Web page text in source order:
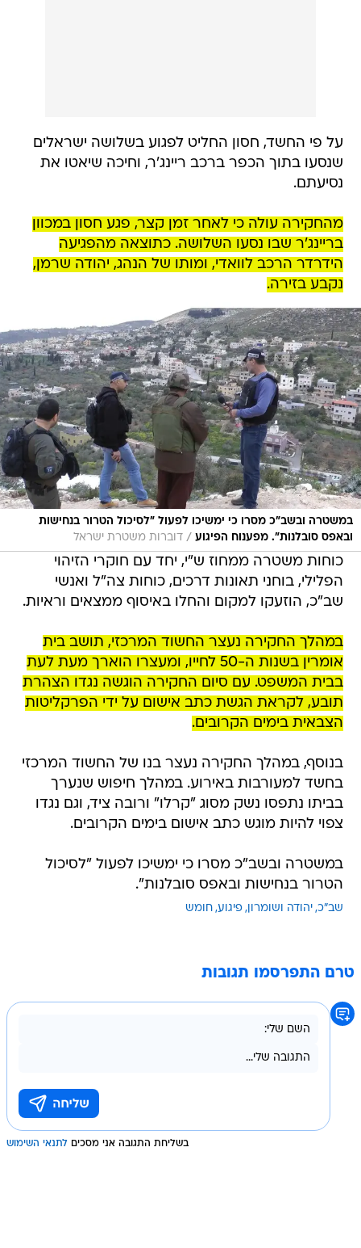
על פי החשד, חסון החליט לפגוע בשלושה ישראלים
שנסעו בתוך הכפר ברכב ריינג'ר, וחיכה שיאטו את
נסיעתם.
מהחקירה עולה כי לאחר זמן קצר, פגע חסון במכוון
בריינג'ר שבו נסעו השלושה. כתוצאה מהפגיעה
הידרדר הרכב לוואדי, ומותו של הנהג, יהודה שרמן,
נקבע בזירה.
במשטרה ובשב"כ מסרו כי ימשיכו לפעול "לסיכול הטרור בנחישות
ובאפס סובלנות". מפענוח הפיגוע / דוברות משטרת ישראל
כוחות משטרה ממחוז ש"י, יחד עם חוקרי הזיהוי
הפלילי, בוחני תאונות דרכים, כוחות צה"ל ואנשי
שב"כ, הוזעקו למקום והחלו באיסוף ממצאים וראיות.
במהלך החקירה נעצר החשוד המרכזי, תושב בית
אומרין בשנות ה-50 לחייו, ומעצרו הוארך מעת לעת
בבית המשפט. עם סיום החקירה הוגשה נגדו הצהרת
תובע, לקראת הגשת כתב אישום על ידי הפרקליטות
הצבאית בימים הקרובים.
בנוסף, במהלך החקירה נעצר בנו של החשוד המרכזי
בחשד למעורבות באירוע. במהלך חיפוש שנערך
בביתו נתפסו נשק מסוג "קרלו" ורובה ציד, וגם נגדו
צפוי להיות מוגש כתב אישום בימים הקרובים.
במשטרה ובשב"כ מסרו כי ימשיכו לפעול "לסיכול
הטרור בנחישות ובאפס סובלנות".
שב"כ יהודה ושומרון פיגוע חומש
טרם התפרסמו תגובות
בשליחת התגובה אני מסכים לתנאי השימוש